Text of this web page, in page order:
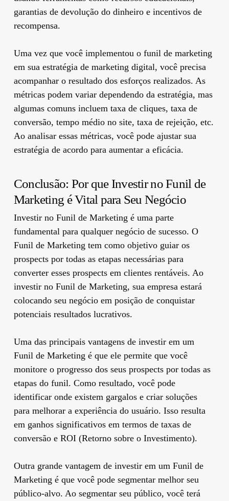
garantias de devolução do dinheiro e incentivos de
recompensa.
Uma vez que você implementou o funil de marketing
em sua estratégia de marketing digital, você precisa
acompanhar o resultado dos esforços realizados. As
métricas podem variar dependendo da estratégia, mas
algumas comuns incluem taxa de cliques, taxa de
conversão, tempo médio no site, taxa de rejeição, etc.
Ao analisar essas métricas, você pode ajustar sua
estratégia de acordo para aumentar a eficácia.
Conclusão: Por que Investir no Funil de
Marketing é Vital para Seu Negócio
Investir no Funil de Marketing é uma parte
fundamental para qualquer negócio de sucesso. O
Funil de Marketing tem como objetivo guiar os
prospects por todas as etapas necessárias para
converter esses prospects em clientes rentáveis. Ao
investir no Funil de Marketing, sua empresa estará
colocando seu negócio em posição de conquistar
potenciais resultados lucrativos.
Uma das principais vantagens de investir em um
Funil de Marketing é que ele permite que você
monitore o progresso dos seus prospects por todas as
etapas do funil. Como resultado, você pode
identificar onde existem gargalos e criar soluções
para melhorar a experiência do usuário. Isso resulta
em ganhos significativos em termos de taxas de
conversão e ROI (Retorno sobre o Investimento).
Outra grande vantagem de investir em um Funil de
Marketing é que você pode segmentar melhor seu
público-alvo. Ao segmentar seu público, você terá